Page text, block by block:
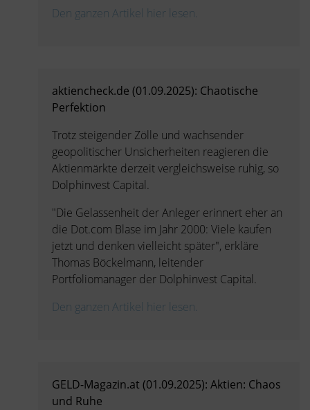
Den ganzen Artikel hier lesen.
aktiencheck.de (01.09.2025): Chaotische
Perfektion
Trotz steigender Zölle und wachsender
geopolitischer Unsicherheiten reagieren die
Aktienmärkte derzeit vergleichsweise ruhig, so
Dolphinvest Capital.
"Die Gelassenheit der Anleger erinnert eher an
die Dot.com Blase im Jahr 2000: Viele kaufen
jetzt und denken vielleicht später", erkläre
Thomas Böckelmann, leitender
Portfoliomanager der Dolphinvest Capital.
Den ganzen Artikel hier lesen.
GELD-Magazin.at (01.09.2025): Aktien: Chaos
und Ruhe